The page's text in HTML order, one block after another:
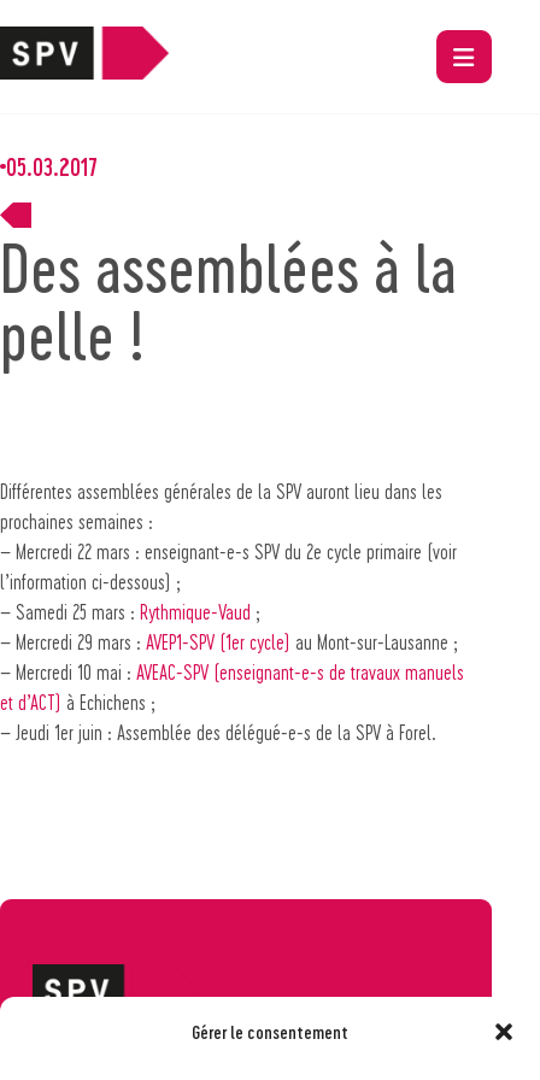
Gérer le consentement
05.03.2017
Des assemblées à la
pelle !
Différentes assemblées générales de la SPV auront lieu dans les
prochaines semaines :
– Mercredi 22 mars : enseignant-e-s SPV du 2e cycle primaire (voir
l’information ci-dessous) ;
– Samedi 25 mars : Rythmique-Vaud ;
– Mercredi 29 mars : AVEP1-SPV (1er cycle) au Mont-sur-Lausanne ;
– Mercredi 10 mai : AVEAC-SPV (enseignant-e-s de travaux manuels
et d’ACT) à Echichens ;
– Jeudi 1er juin : Assemblée des délégué-e-s de la SPV à Forel.